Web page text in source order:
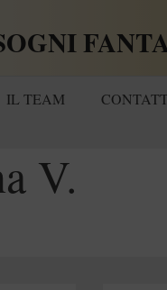
IL TEAM
V.